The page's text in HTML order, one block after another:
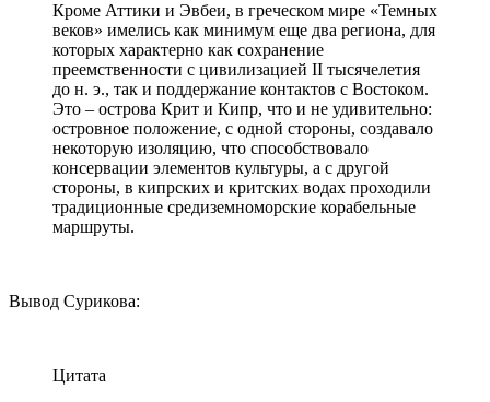
Кроме Аттики и Эвбеи, в греческом мире «Темных
веков» имелись как минимум еще два региона, для
которых характерно как сохранение
преемственности с цивилизацией II тысячелетия
до н. э., так и поддержание контактов с Востоком.
Это – острова Крит и Кипр, что и не удивительно:
островное положение, с одной стороны, создавало
некоторую изоляцию, что способствовало
консервации элементов культуры, а с другой
стороны, в кипрских и критских водах проходили
традиционные средиземноморские корабельные
маршруты.
Вывод Сурикова:
Цитата